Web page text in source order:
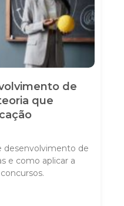
de
que
desenvolvimento de
e como aplicar a